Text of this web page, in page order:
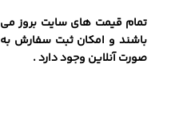
تمام قیمت های سایت بروز می
باشند و امکان ثبت سفارش به
صورت آنلاین وجود دارد .